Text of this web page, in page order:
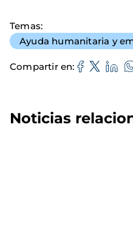
Temas
Ayuda humanitaria y
Compartir en
Noticias